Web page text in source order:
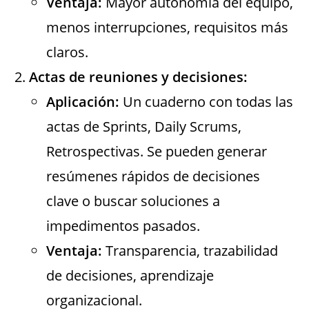
menos interrupciones, requisitos más
claros.
Actas de reuniones y decisiones:
Aplicación: Un cuaderno con todas las
actas de Sprints, Daily Scrums,
Retrospectivas. Se pueden generar
resúmenes rápidos de decisiones
clave o buscar soluciones a
impedimentos pasados.
Ventaja: Transparencia, trazabilidad
de decisiones, aprendizaje
organizacional.